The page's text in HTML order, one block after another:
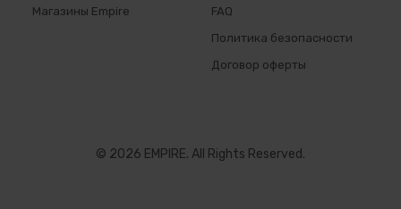
Магазины Empire
FAQ
Политика безопасности
Договор оферты
© 2026 EMPIRE. All Rights Reserved.